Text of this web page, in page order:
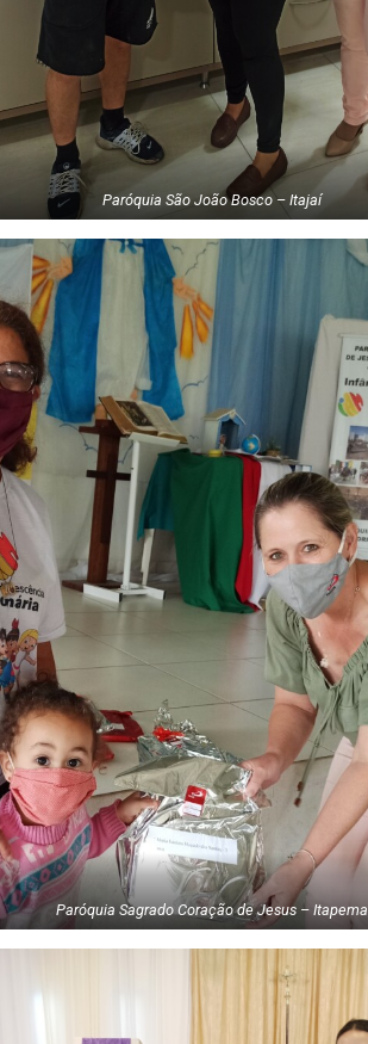
Paróquia São João Bosco – Itajaí
Paróquia Sagrado Coração de Jesus – Itapema